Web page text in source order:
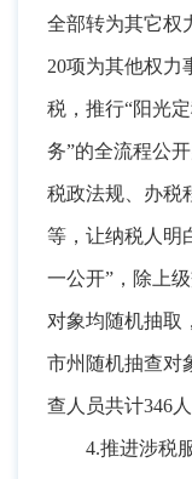
全部转为其它权
20项为其他权力
税，推行“阳光
务”的全流程公
税政法规、办税
等，让纳税人明
一公开”，除上
对象均随机抽取
市州随机抽查对
查人员共计346人
4.推进涉税